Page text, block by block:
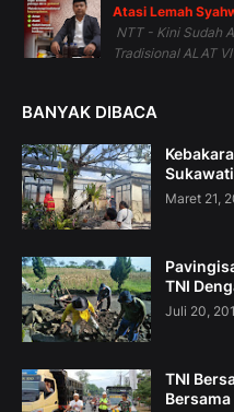
Atasi Lemah
NTT - Kini Sudah
Tradisional ALAT
BANYAK DIBACA
Maret 21,
TNI
Juli 20,
TNI
Bersama